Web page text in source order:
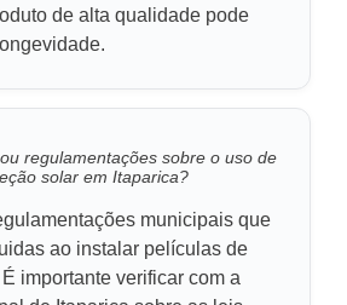
de alta qualidade pode
regulamentações sobre o uso de
solar em Itaparica?
municipais que
ao instalar películas de
importante verificar com a